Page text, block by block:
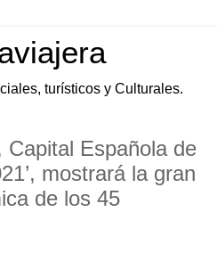
turísticos y Culturales.
Capital Española de
mostrará la gran
de los 45